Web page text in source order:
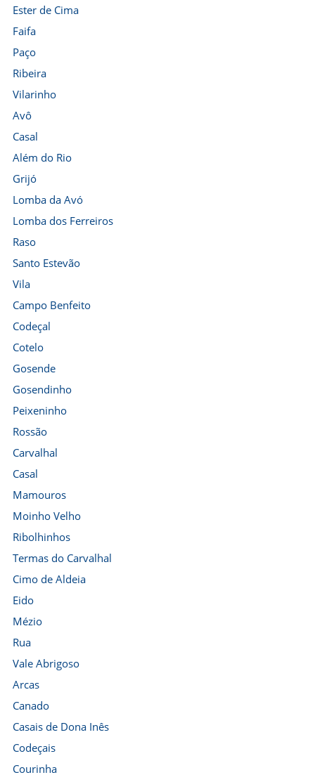
Ester de Cima
Faifa
Paço
Ribeira
Vilarinho
Avô
Casal
Além do Rio
Grijó
Lomba da Avó
Lomba dos Ferreiros
Raso
Santo Estevão
Vila
Campo Benfeito
Codeçal
Cotelo
Gosende
Gosendinho
Peixeninho
Rossão
Carvalhal
Casal
Mamouros
Moinho Velho
Ribolhinhos
Termas do Carvalhal
Cimo de Aldeia
Eido
Mézio
Rua
Vale Abrigoso
Arcas
Canado
Casais de Dona Inês
Codeçais
Courinha